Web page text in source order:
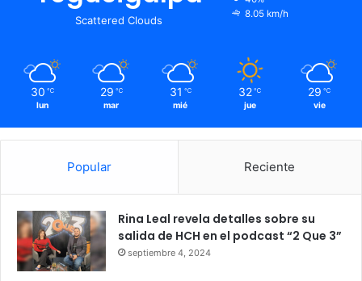
Scattered Clouds
8.05 km/h
30 ℃
lun
29 ℃
mar
31 ℃
mié
32 ℃
jue
29 ℃
vie
Popular Reciente
Rina Leal revela detalles sobre su
salida de HCH en el podcast “2 Que 3”
septiembre 4, 2024